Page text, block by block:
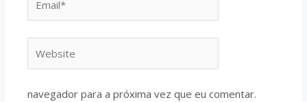
navegador para a próxima vez que eu comentar.